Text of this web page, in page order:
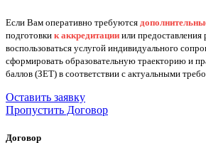
Если Вам оперативно требуются
подготовки к аккредитации или предоставления
воспользоваться услугой индивидуального
сформировать образовательную траекторию и
баллов (ЗЕТ) в соответствии с актуальными
Оставить заявку
Пропустить Договор
Договор